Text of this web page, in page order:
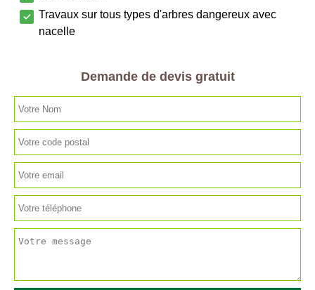
Travaux sur tous types d'arbres dangereux avec
nacelle
Demande de devis gratuit